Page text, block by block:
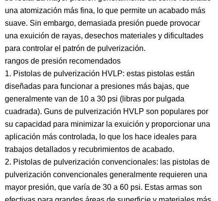
una atomización más fina, lo que permite un acabado más
suave. Sin embargo, demasiada presión puede provocar
una exuición de rayas, desechos materiales y dificultades
para controlar el patrón de pulverización.
rangos de presión recomendados
1. Pistolas de pulverización HVLP: estas pistolas están
diseñadas para funcionar a presiones más bajas, que
generalmente van de 10 a 30 psi (libras por pulgada
cuadrada). Guns de pulverización HVLP son populares por
su capacidad para minimizar la exuición y proporcionar una
aplicación más controlada, lo que los hace ideales para
trabajos detallados y recubrimientos de acabado.
2. Pistolas de pulverización convencionales: las pistolas de
pulverización convencionales generalmente requieren una
mayor presión, que varía de 30 a 60 psi. Estas armas son